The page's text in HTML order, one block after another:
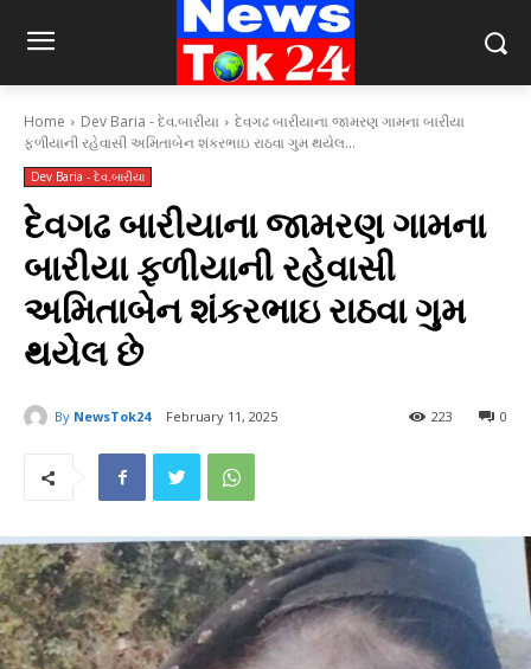
Home Dev Baria - દેવ.બારીયા
દેવગઢ બારીયાના જામરણ ગામના બારીયા
ફળીયાની રહેવાસી અમિતાબેન શંકરભાઇ રાઠવા ગુમ થયેલ...
Dev Baria - દેવ.બારીયા
દેવગઢ બારીયાના જામરણ ગામના
બારીયા ફળીયાની રહેવાસી
અમિતાબેન શંકરભાઇ રાઠવા ગુમ
થયેલ છે
By NewsTok24 February 11, 2025 0
223